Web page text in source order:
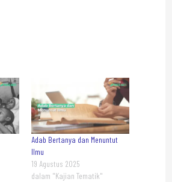
Adab Bertanya dan Menuntut
Ilmu
19 Agustus 2025
dalam "Kajian Tematik"